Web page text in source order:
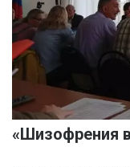
«Шизофрения